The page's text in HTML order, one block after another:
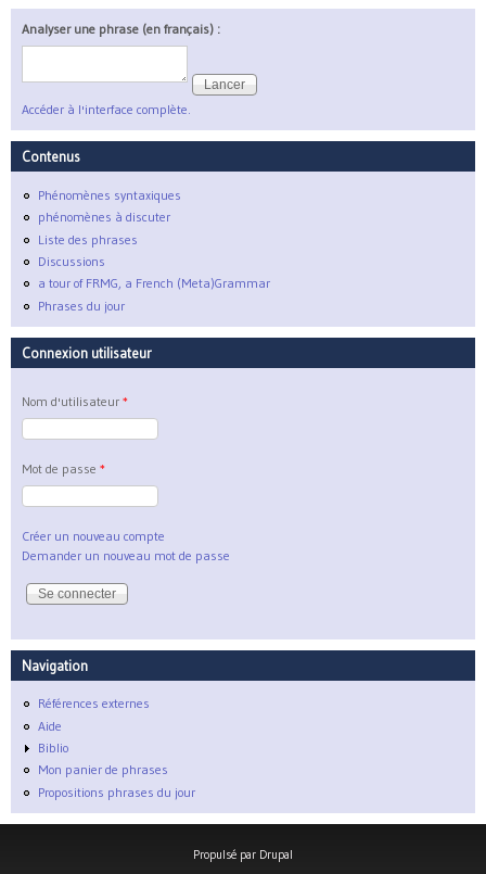
Analyser une phrase (en français) :
Accéder à l'interface complète.
Contenus
Phénomènes syntaxiques
phénomènes à discuter
Liste des phrases
Discussions
a tour of FRMG, a French (Meta)Grammar
Phrases du jour
Connexion utilisateur
Nom d'utilisateur *
Mot de passe *
Créer un nouveau compte
Demander un nouveau mot de passe
Navigation
Références externes
Aide
Biblio
Mon panier de phrases
Propositions phrases du jour
Propulsé par Drupal